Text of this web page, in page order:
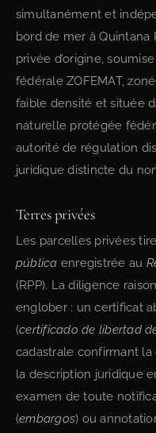
simultanément et
bord de mer à
privée d’origine,
fédérale ZOFEMAT,
faible densité et située
naturelle protégée
autorité de régulation
juridique distincte du
Terres privées
Les parcelles privées
pública enregistrée au
(RPP). La diligence
englober : un certificat
(certificado de libertad
cadastrale confirmant
la description juridique
examen de toute
(embargos) ou